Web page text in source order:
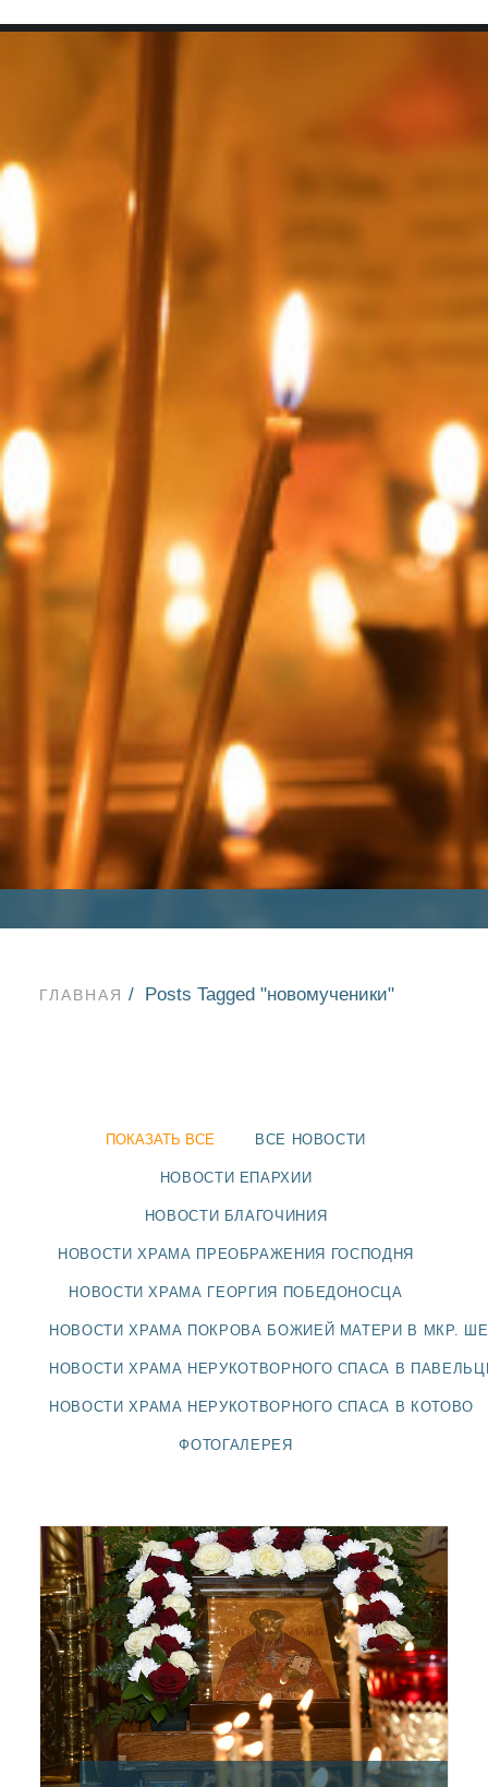
SEARCH
НОВОСТИ
БЛАГОЧИНИЯ
СЕРГИЕВО-ПОСАДСКОЙ
ЕПАРХИИ
ГЛАВНАЯ Posts Tagged "новомученики"
ПОКАЗАТЬ ВСЕ ВСЕ НОВОСТИ
НОВОСТИ ЕПАРХИИ
НОВОСТИ БЛАГОЧИНИЯ
НОВОСТИ ХРАМА ПРЕОБРАЖЕНИЯ ГОСПОДНЯ
НОВОСТИ ХРАМА ГЕОРГИЯ ПОБЕДОНОСЦА
НОВОСТИ ХРАМА ПОКРОВА БОЖИЕЙ МАТЕРИ В МКР.
НОВОСТИ ХРАМА НЕРУКОТВОРНОГО СПАСА В
НОВОСТИ ХРАМА НЕРУКОТВОРНОГО СПАСА В КОТОВО
ФОТОГАЛЕРЕЯ